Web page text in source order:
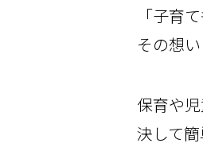
「子育
その想い
保育や
決して簡